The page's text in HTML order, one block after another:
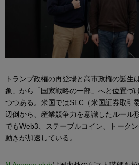
トランプ政権の再登場と高市政権の誕生
象」から「国家戦略の一部」へと位置づ
つつある。米国ではSEC（米国証券取引
辺倒から、産業競争力を意識したルール
でもWeb3、ステーブルコイン、トーク
動きが加速している。